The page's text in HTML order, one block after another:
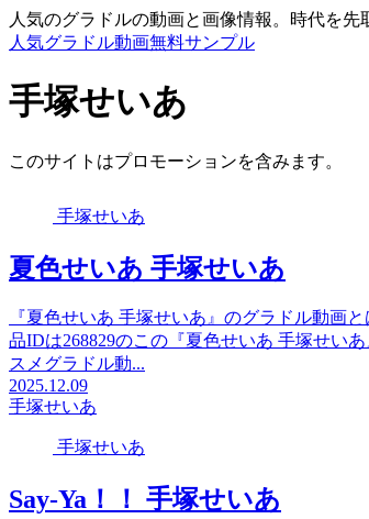
人気のグラドルの動画と画像情報。時代を
人気グラドル動画無料サンプル
手塚せいあ
このサイトはプロモーションを含みます。
手塚せいあ
夏色せいあ 手塚せいあ
『夏色せいあ 手塚せいあ』のグラドル動画
品IDは268829のこの『夏色せいあ 手塚せい
スメグラドル動...
2025.12.09
手塚せいあ
手塚せいあ
Say-Ya！！ 手塚せいあ